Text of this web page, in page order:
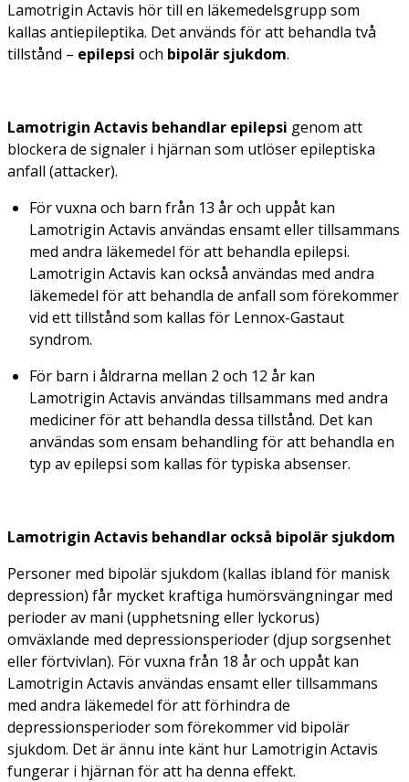
Lamotrigin Actavis hör till en läkemedelsgrupp som
kallas antiepileptika. Det används för att behandla två
tillstånd – epilepsi och bipolär sjukdom.
Lamotrigin Actavis behandlar epilepsi genom att
blockera de signaler i hjärnan som utlöser epileptiska
anfall (attacker).
För vuxna och barn från 13 år och uppåt kan
Lamotrigin Actavis användas ensamt eller tillsammans
med andra läkemedel för att behandla epilepsi.
Lamotrigin Actavis kan också användas med andra
läkemedel för att behandla de anfall som förekommer
vid ett tillstånd som kallas för Lennox-Gastaut
syndrom.
För barn i åldrarna mellan 2 och 12 år kan
Lamotrigin Actavis användas tillsammans med andra
mediciner för att behandla dessa tillstånd. Det kan
användas som ensam behandling för att behandla en
typ av epilepsi som kallas för typiska absenser.
Lamotrigin Actavis behandlar också bipolär sjukdom
Personer med bipolär sjukdom (kallas ibland för manisk
depression) får mycket kraftiga humörsvängningar med
perioder av mani (upphetsning eller lyckorus)
omväxlande med depressionsperioder (djup sorgsenhet
eller förtvivlan). För vuxna från 18 år och uppåt kan
Lamotrigin Actavis användas ensamt eller tillsammans
med andra läkemedel för att förhindra de
depressionsperioder som förekommer vid bipolär
sjukdom. Det är ännu inte känt hur Lamotrigin Actavis
fungerar i hjärnan för att ha denna effekt.